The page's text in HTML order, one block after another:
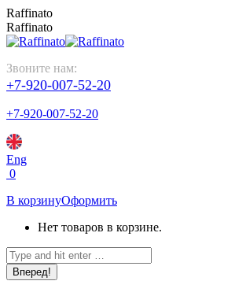
Перейти
к
содержанию
Raffinato
Raffinato
Звоните нам:
+7-920-007-52-20
+7-920-007-52-20
Eng
0
В корзинуОформить
Нет товаров в корзине.
Поиск: